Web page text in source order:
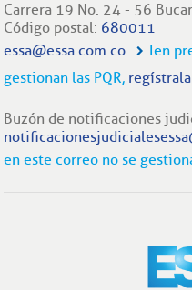
Carrera 19 No. 24 - 56
Código postal: 680011
essa@essa.com.co
Ten
gestionan las PQR,
Buzón de notificaciones
en este correo no se